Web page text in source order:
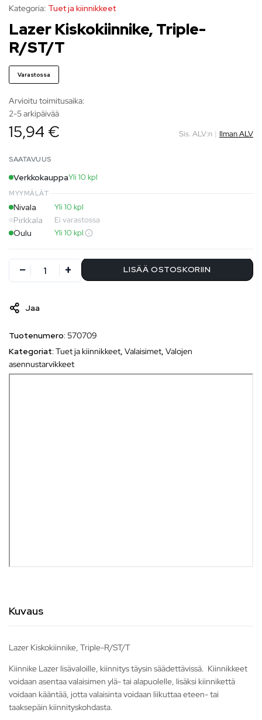
Kategoria: Tuet ja kiinnikkeet
Lazer Kiskokiinnike, Triple-
R/ST/T
Varastossa
Arvioitu toimitusaika:
2-5 arkipäivää
15,94 € Sis. ALV:n | Ilman ALV
SAATAVUUS
VerkkokauppaYli 10 kpl
MYYMÄLÄT
Nivala Yli 10 kpl
Pirkkala Ei varastossa
Oulu Yli 10 kpl
LISÄÄ OSTOSKORIIN
Jaa
Tuotenumero: 570709
Kategoriat: Tuet ja kiinnikkeet, Valaisimet, Valojen
asennustarvikkeet
Kuvaus
Lazer Kiskokiinnike, Triple-R/ST/T
Kiinnike Lazer lisävaloille, kiinnitys täysin säädettävissä. Kiinnikkeet
voidaan asentaa valaisimen ylä- tai alapuolelle, lisäksi kiinnikettä
voidaan kääntää, jotta valaisinta voidaan liikuttaa eteen- tai
taaksepäin kiinnityskohdasta.